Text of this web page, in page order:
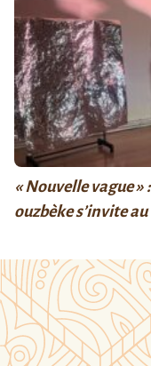
« Nouvelle vague
ouzbèke s’invite